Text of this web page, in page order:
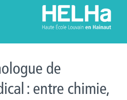
de
: entre chimie,